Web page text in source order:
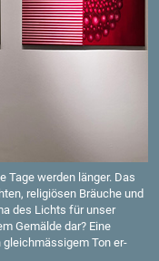
Tage wer­den län­ger. Das
re­li­giö­sen Bräu­che und
des Lichts für unser
Ge­mäl­de dar? Eine
gleich­mäs­si­gem Ton er­